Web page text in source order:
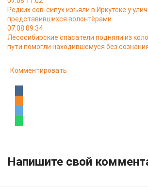
Редких сов-сипух изъяли в Иркутске у
представившихся волонтёрами
07.08 09:34
Лесосибирские спасатели подняли из
пути помогли находившемуся без
Комментировать
Напишите свой